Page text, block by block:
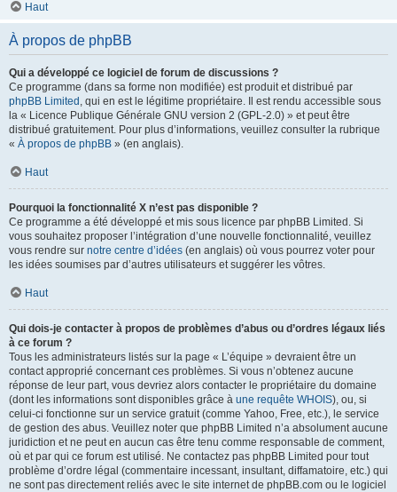
Haut
À propos de phpBB
Qui a développé ce logiciel de forum de discussions ?
Ce programme (dans sa forme non modifiée) est produit et distribué par
phpBB Limited , qui en est le légitime propriétaire. Il est rendu accessible sous
la « Licence Publique Générale GNU version 2 (GPL-2.0) » et peut être
distribué gratuitement. Pour plus d’informations, veuillez consulter la rubrique
« À propos de phpBB » (en anglais).
Haut
Pourquoi la fonctionnalité X n’est pas disponible ?
Ce programme a été développé et mis sous licence par phpBB Limited. Si
vous souhaitez proposer l’intégration d’une nouvelle fonctionnalité, veuillez
vous rendre sur notre centre d’idées (en anglais) où vous pourrez voter pour
les idées soumises par d’autres utilisateurs et suggérer les vôtres.
Haut
Qui dois-je contacter à propos de problèmes d’abus ou d’ordres légaux liés
à ce forum ?
Tous les administrateurs listés sur la page « L’équipe » devraient être un
contact approprié concernant ces problèmes. Si vous n’obtenez aucune
réponse de leur part, vous devriez alors contacter le propriétaire du domaine
(dont les informations sont disponibles grâce à une requête WHOIS), ou, si
celui-ci fonctionne sur un service gratuit (comme Yahoo, Free, etc.), le service
de gestion des abus. Veuillez noter que phpBB Limited n’a absolument aucune
juridiction et ne peut en aucun cas être tenu comme responsable de comment,
où et par qui ce forum est utilisé. Ne contactez pas phpBB Limited pour tout
problème d’ordre légal (commentaire incessant, insultant, diffamatoire, etc.) qui
ne sont pas directement reliés avec le site internet de phpBB.com ou le logiciel